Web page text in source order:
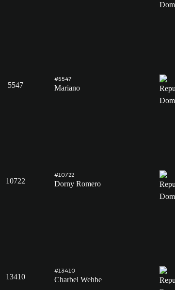
5547
#5547
Mariano
10722
#10722
Dorny Romero
13410
#13410
Charbel Wehbe